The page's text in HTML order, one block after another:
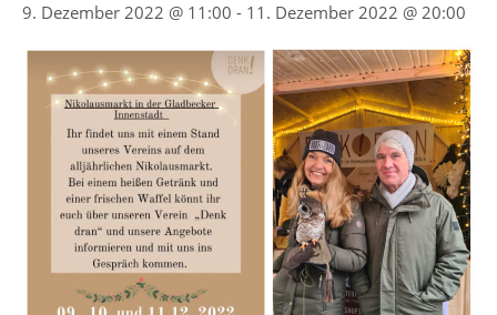
9. Dezember 2022 @ 11:00 - 11. Dezember 2022 @ 20:00